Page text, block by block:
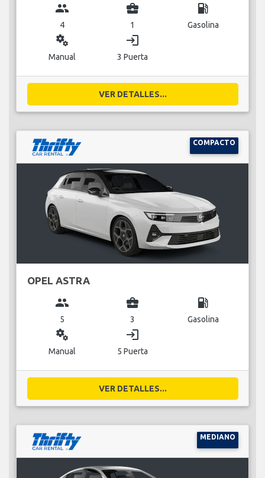
group
4
business_center
1
local_gas_station
Gasolina
miscellaneous_services
Manual
login
3 Puerta
VER DETALLES...
COMPACTO
OPEL ASTRA
group
5
business_center
3
local_gas_station
Gasolina
miscellaneous_services
Manual
login
5 Puerta
VER DETALLES...
MEDIANO